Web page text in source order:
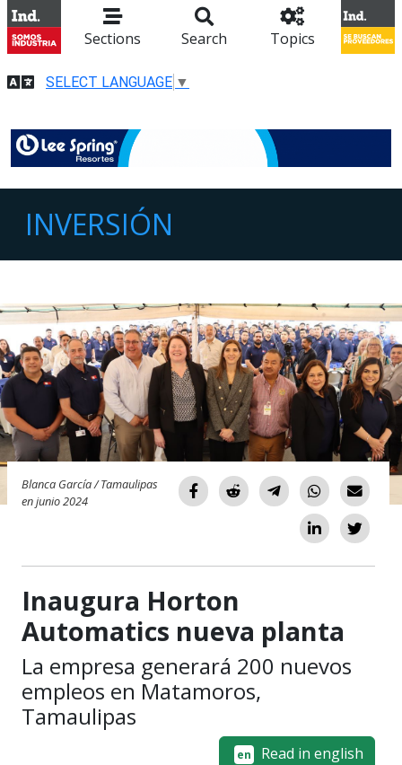
Sections Search Topics
SELECT LANGUAGE ▼
INVERSIÓN
Blanca García / Tamaulipas
en junio 2024
Inaugura Horton
Automatics nueva planta
La empresa generará 200 nuevos
empleos en Matamoros,
Tamaulipas
en Read in english